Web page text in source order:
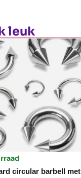
leuk
circular barbell met